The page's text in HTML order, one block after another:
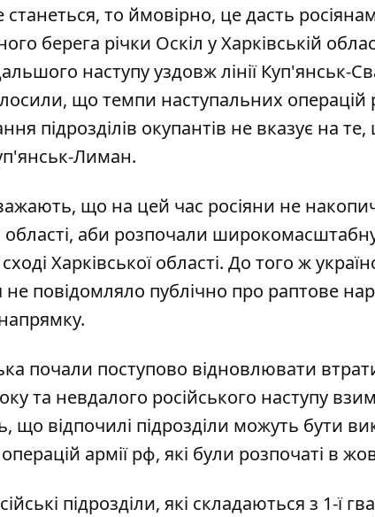
то ймовірно, це дасть
берега річки Оскіл у Харківській
наступу уздовж лінії Куп'янськ-
що темпи наступальних
підрозділів окупантів не вказує на
Лиман.
що на цей час росіяни не
області, аби розпочали
Харківської області. До того ж
повідомляло публічно про раптове
почали поступово відновлювати
та невдалого російського наступу
що відпочилі підрозділи можуть бути
армії рф, які були розпочаті в
підрозділи, які складаються з 1-ї